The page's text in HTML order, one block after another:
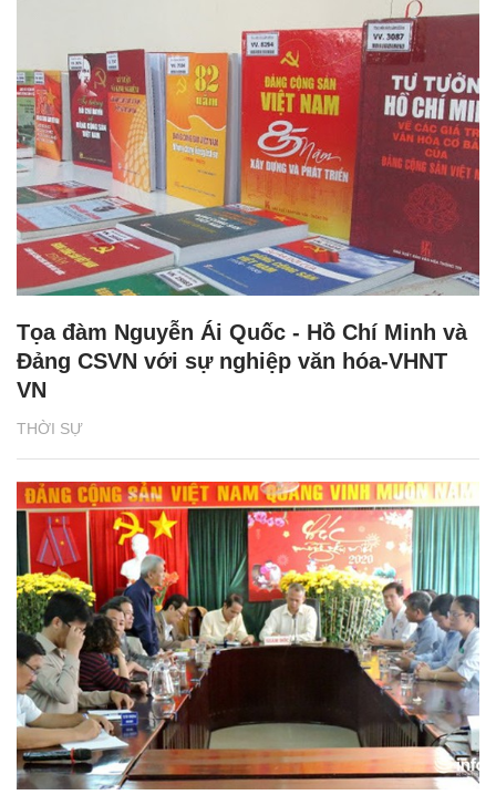
THỜI SỰ
Tọa đàm Nguyễn Ái Quốc - Hồ Chí Minh và
Đảng CSVN với sự nghiệp văn hóa-VHNT
VN